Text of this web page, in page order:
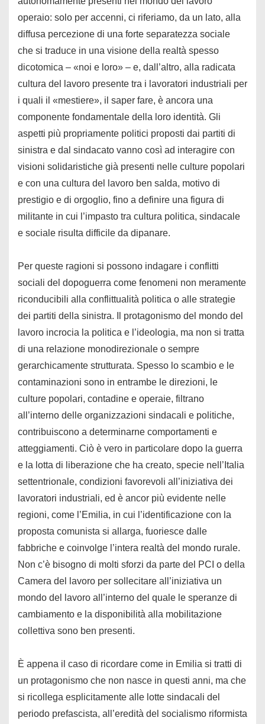
operaio: solo per accenni, ci riferiamo, da un lato, alla
diffusa percezione di una forte separatezza sociale
che si traduce in una visione della realtà spesso
dicotomica – «noi e loro» – e, dall’altro, alla radicata
cultura del lavoro presente tra i lavoratori industriali per
i quali il «mestiere», il saper fare, è ancora una
componente fondamentale della loro identità. Gli
aspetti più propriamente politici proposti dai partiti di
sinistra e dal sindacato vanno così ad interagire con
visioni solidaristiche già presenti nelle culture popolari
e con una cultura del lavoro ben salda, motivo di
prestigio e di orgoglio, fino a definire una figura di
militante in cui l’impasto tra cultura politica, sindacale
e sociale risulta difficile da dipanare.
Per queste ragioni si possono indagare i conflitti
sociali del dopoguerra come fenomeni non meramente
riconducibili alla conflittualità politica o alle strategie
dei partiti della sinistra. Il protagonismo del mondo del
lavoro incrocia la politica e l’ideologia, ma non si tratta
di una relazione monodirezionale o sempre
gerarchicamente strutturata. Spesso lo scambio e le
contaminazioni sono in entrambe le direzioni, le
culture popolari, contadine e operaie, filtrano
all’interno delle organizzazioni sindacali e politiche,
contribuiscono a determinarne comportamenti e
atteggiamenti. Ciò è vero in particolare dopo la guerra
e la lotta di liberazione che ha creato, specie nell’Italia
settentrionale, condizioni favorevoli all’iniziativa dei
lavoratori industriali, ed è ancor più evidente nelle
regioni, come l’Emilia, in cui l’identificazione con la
proposta comunista si allarga, fuoriesce dalle
fabbriche e coinvolge l’intera realtà del mondo rurale.
Non c’è bisogno di molti sforzi da parte del PCI o della
Camera del lavoro per sollecitare all’iniziativa un
mondo del lavoro all’interno del quale le speranze di
cambiamento e la disponibilità alla mobilitazione
collettiva sono ben presenti.
È appena il caso di ricordare come in Emilia si tratti di
un protagonismo che non nasce in questi anni, ma che
si ricollega esplicitamente alle lotte sindacali del
periodo prefascista, all’eredità del socialismo riformista